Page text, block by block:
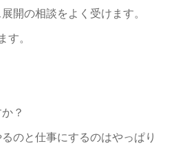
開の相談をよく受けます。
す。
？
のと仕事にするのはやっぱり